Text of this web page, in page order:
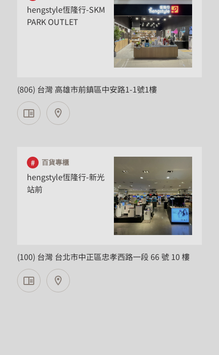
hengstyle恆隆行-SKM
PARK OUTLET
(806) 台灣 高雄市前鎮區中安路1-1號1樓
百貨專櫃
hengstyle恆隆行-新光
站前
(100) 台灣 台北市中正區忠孝西路一段 66 號 10 樓